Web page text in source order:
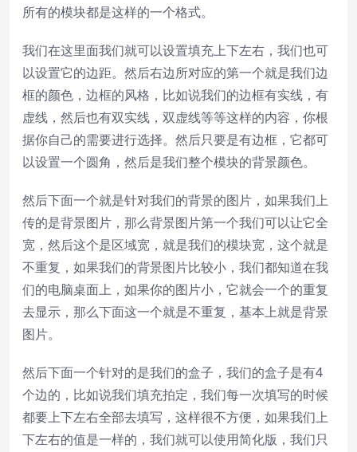
所有的模块都是这样的一个格式。
我们在这里面我们就可以设置填充上下左右，我们也可
以设置它的边距。然后右边所对应的第一个就是我们边
框的颜色，边框的风格，比如说我们的边框有实线，有
虚线，然后也有双实线，双虚线等等这样的内容，你根
据你自己的需要进行选择。然后只要是有边框，它都可
以设置一个圆角，然后是我们整个模块的背景颜色。
然后下面一个就是针对我们的背景的图片，如果我们上
传的是背景图片，那么背景图片第一个我们可以让它全
宽，然后这个是区域宽，就是我们的模块宽，这个就是
不重复，如果我们的背景图片比较小，我们都知道在我
们的电脑桌面上，如果你的图片小，它就会一个的重复
去显示，那么下面这一个就是不重复，基本上就是背景
图片。
然后下面一个针对的是我们的盒子，我们的盒子是有4
个边的，比如说我们填充拍定，我们每一次填写的时候
都要上下左右全部去填写，这样很不方便，如果我们上
下左右的值是一样的，我们就可以使用简化版，我们只